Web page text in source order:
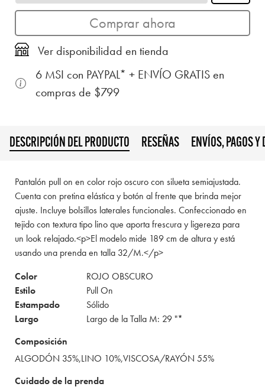
Comprar ahora
Ver disponibilidad en tienda
6 MSI con PAYPAL* + ENVÍO GRATIS en
compras de $799
DESCRIPCIÓN DEL PRODUCTO RESEÑAS ENVÍOS, PAGOS Y
Pantalón pull on en color rojo oscuro con silueta semiajustada.
Cuenta con pretina elástica y botón al frente que brinda mejor
ajuste. Incluye bolsillos laterales funcionales. Confeccionado en
tejido con textura tipo lino que aporta frescura y ligereza para
un look relajado.<p>El modelo mide 189 cm de altura y está
usando una prenda en talla 32/M.</p>
Color
ROJO OBSCURO
Estilo
Pull On
Estampado
Sólido
Largo
Largo de la Talla M: 29 "*
Composición
ALGODÓN 35%,LINO 10%,VISCOSA/RAYÓN 55%
Cuidado de la prenda